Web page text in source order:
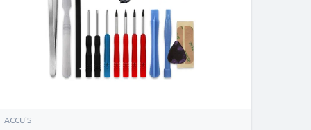
ACCU'S